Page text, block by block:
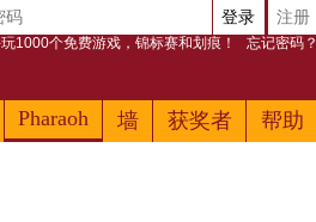
Pharaoh 墙 获奖者 帮助
登录 注册
1000个免费游戏，锦标赛和划痕！ 忘记密码？